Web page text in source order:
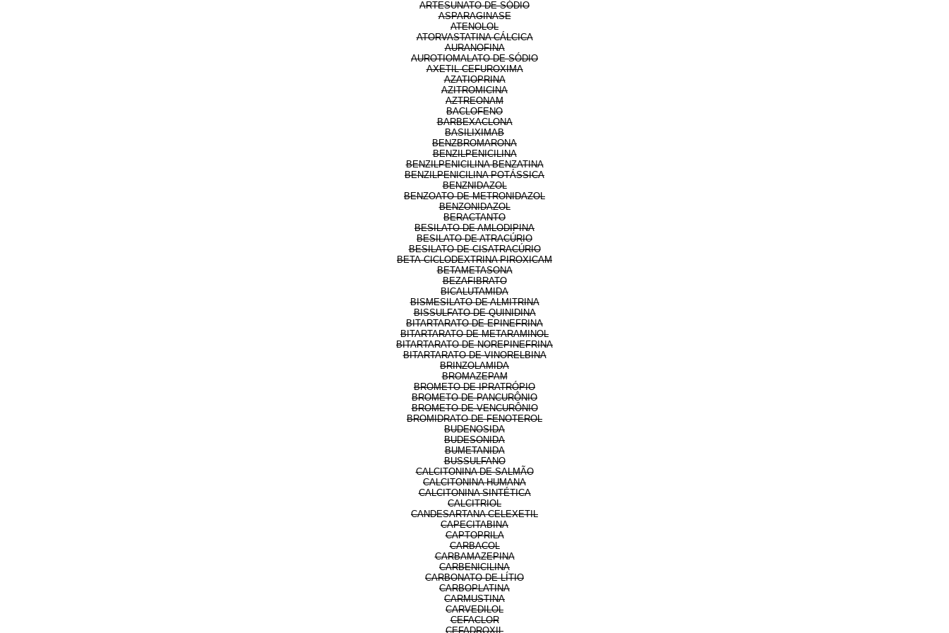
ARTESUNATO DE SÓDIO
ASPARAGINASE
ATENOLOL
ATORVASTATINA CÁLCICA
AURANOFINA
AUROTIOMALATO DE SÓDIO
AXETIL CEFUROXIMA
AZATIOPRINA
AZITROMICINA
AZTREONAM
BACLOFENO
BARBEXACLONA
BASILIXIMAB
BENZBROMARONA
BENZILPENICILINA
BENZILPENICILINA BENZATINA
BENZILPENICILINA POTÁSSICA
BENZNIDAZOL
BENZOATO DE METRONIDAZOL
BENZONIDAZOL
BERACTANTO
BESILATO DE AMLODIPINA
BESILATO DE ATRACÚRIO
BESILATO DE CISATRACÚRIO
BETA-CICLODEXTRINA PIROXICAM
BETAMETASONA
BEZAFIBRATO
BICALUTAMIDA
BISMESILATO DE ALMITRINA
BISSULFATO DE QUINIDINA
BITARTARATO DE EPINEFRINA
BITARTARATO DE METARAMINOL
BITARTARATO DE NOREPINEFRINA
BITARTARATO DE VINORELBINA
BRINZOLAMIDA
BROMAZEPAM
BROMETO DE IPRATRÓPIO
BROMETO DE PANCURÔNIO
BROMETO DE VENCURÔNIO
BROMIDRATO DE FENOTEROL
BUDENOSIDA
BUDESONIDA
BUMETANIDA
BUSSULFANO
CALCITONINA DE SALMÃO
CALCITONINA HUMANA
CALCITONINA SINTÉTICA
CALCITRIOL
CANDESARTANA CELEXETIL
CAPECITABINA
CAPTOPRILA
CARBACOL
CARBAMAZEPINA
CARBENICILINA
CARBONATO DE LÍTIO
CARBOPLATINA
CARMUSTINA
CARVEDILOL
CEFACLOR
CEFADROXIL